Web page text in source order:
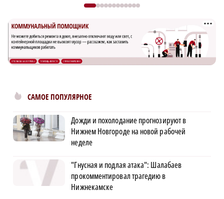
САМОЕ ПОПУЛЯРНОЕ
Дожди и похолодание прогнозируют в
Нижнем Новгороде на новой рабочей
неделе
"Гнусная и подлая атака": Шалабаев
прокомментировал трагедию в
Нижнекамске